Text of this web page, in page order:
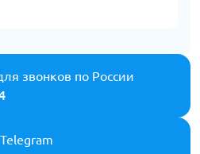
звонков по России